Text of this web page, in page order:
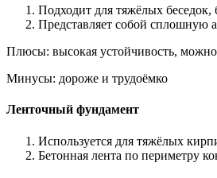
Подходит для тяжёлых беседок,
Представляет собой сплошную
Плюсы: высокая устойчивость,
Минусы: дороже и трудоёмко
Ленточный фундамент
Используется для тяжёлых
Бетонная лента по периметру